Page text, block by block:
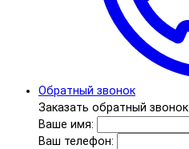
Обратный звонок
Заказать обратный звонок
Ваше имя:
Ваш телефон: